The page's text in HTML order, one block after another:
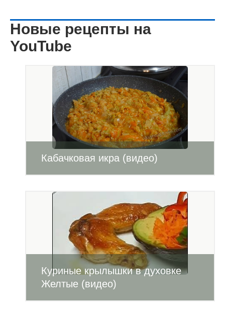
Новые рецепты на
YouTube
Кабачковая икра (видео)
Куриные крылышки в духовке
Желтые (видео)